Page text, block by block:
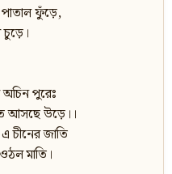
ফুঁড়ে,
চুড়ে।
পুরেঃ
আসছে উড়ে।।
চীনের জাতি
মাতি।